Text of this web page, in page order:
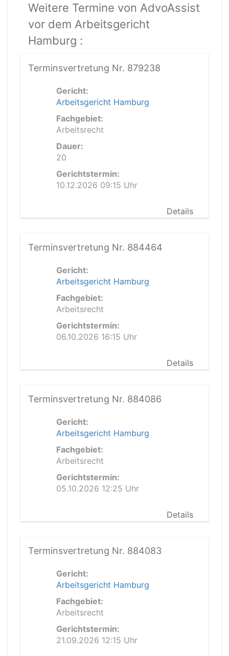
Weitere Termine von AdvoAssist
vor dem Arbeitsgericht
Hamburg :
Terminsvertretung Nr. 879238
Gericht:
Arbeitsgericht Hamburg
Fachgebiet:
Arbeitsrecht
Dauer:
20
Gerichtstermin:
10.12.2026 09:15 Uhr
Details
Terminsvertretung Nr. 884464
Gericht:
Arbeitsgericht Hamburg
Fachgebiet:
Arbeitsrecht
Gerichtstermin:
06.10.2026 16:15 Uhr
Details
Terminsvertretung Nr. 884086
Gericht:
Arbeitsgericht Hamburg
Fachgebiet:
Arbeitsrecht
Gerichtstermin:
05.10.2026 12:25 Uhr
Details
Terminsvertretung Nr. 884083
Gericht:
Arbeitsgericht Hamburg
Fachgebiet:
Arbeitsrecht
Gerichtstermin:
21.09.2026 12:15 Uhr